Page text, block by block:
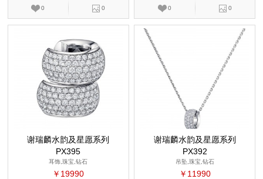
0 0 0 0
谢瑞麟水韵及星愿系列
PX395
耳饰,珠宝,钻石
￥19990
谢瑞麟水韵及星愿系列
PX392
吊坠,珠宝,钻石
￥11990